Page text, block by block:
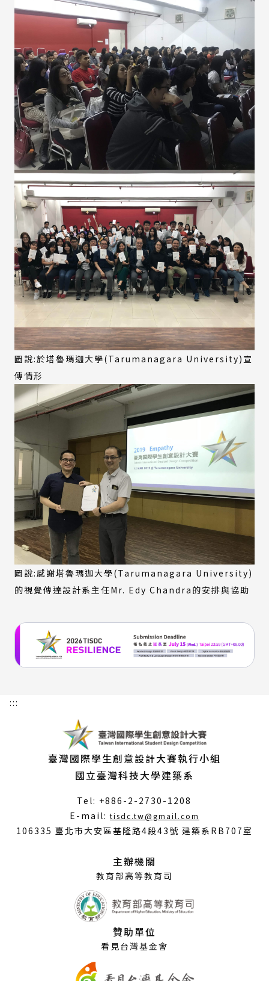
圖說:於塔魯瑪迦大學(Tarumanagara University)宣
傳情形
圖說:感謝塔魯瑪迦大學(Tarumanagara University)
的視覺傳達設計系主任Mr. Edy Chandra的安排與協助
:::
臺灣國際學生創意設計大賽執行小組
國立臺灣科技大學建築系
Tel: +886-2-2730-1208
E-mail:tisdc.tw@gmail.com
開
106335 臺北市大安區基隆路4段43號 建築系RB707室
主辦機關
教育部高等教育司
贊助單位
看見台灣基金會